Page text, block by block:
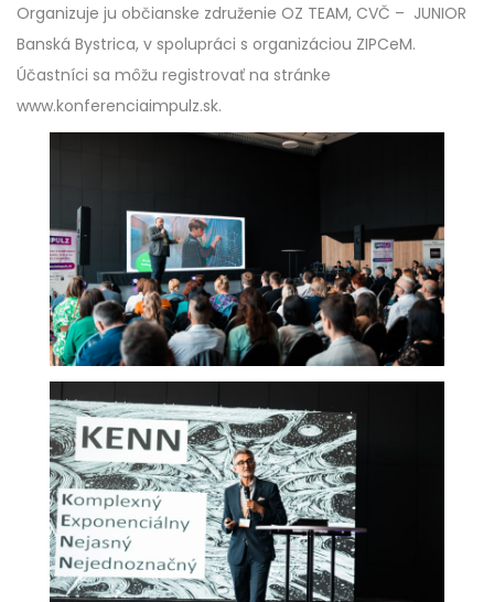
Organizuje ju občianske združenie OZ TEAM, CVČ – JUNIOR
Banská Bystrica, v spolupráci s organizáciou ZIPCeM.
Účastníci sa môžu registrovať na stránke
www.konferenciaimpulz.sk.